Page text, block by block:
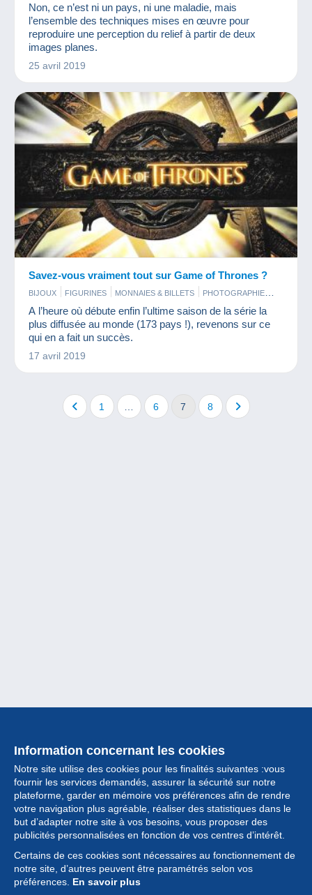
Non, ce n’est ni un pays, ni une maladie, mais
l’ensemble des techniques mises en œuvre pour
reproduire une perception du relief à partir de deux
images planes.
25 avril 2019
Savez-vous vraiment tout sur Game of Thrones ?
BIJOUX FIGURINES MONNAIES & BILLETS
PHOTOGRAPHIE
TIMBRES
A l’heure où débute enfin l’ultime saison de la série la
plus diffusée au monde (173 pays !), revenons sur ce
qui en a fait un succès.
17 avril 2019
1 6 7 8
Information concernant les cookies
Notre site utilise des cookies pour les finalités suivantes :vous
fournir les services demandés, assurer la sécurité sur notre
plateforme, garder en mémoire vos préférences afin de rendre
votre navigation plus agréable, réaliser des statistiques dans le
but d’adapter notre site à vos besoins, vous proposer des
publicités personnalisées en fonction de vos centres d’intérêt.
Certains de ces cookies sont nécessaires au fonctionnement de
notre site, d’autres peuvent être paramétrés selon vos
préférences. En savoir plus
Collection
Actualités
Fonctionnalités